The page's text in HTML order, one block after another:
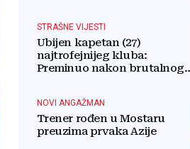
STRAŠNE VIJESTI
Ubijen kapetan (27)
najtrofejnijeg kluba:
Preminuo nakon brutalnog
NOVI ANGAŽMAN
Trener rođen u Mostaru
preuzima prvaka Azije